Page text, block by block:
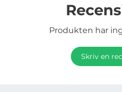
Produkten har
Skriv en